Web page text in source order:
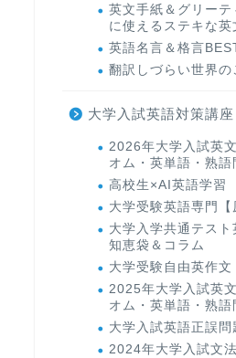
英文手紙＆グリーテ
に使えるステキな
英語名言＆格言
翻訳しづらい世界の
大学入試英語対策講座
2026年大学入試英
オム・英単語・熟語
高校生×AI英語学習
大学受験英語専門【
大学入学共通テス
知恵袋＆コラム
大学受験自由英作
2025年大学入試英
オム・英単語・熟語
大学入試英語正誤問
2024年大学入試文